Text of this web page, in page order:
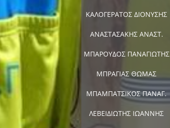
ΚΑΛΟΓΕΡΑΤΟΣ ΔΙΟΝΥΣΗΣ
ΑΝΑΣΤΑΣΑΚΗΣ ΑΝΑΣΤ.
ΜΠΑΡΟΥΔΟΣ ΠΑΝΑΓΙΩΤΗΣ
ΜΠΡΑΓΙΑΣ ΘΩΜΑΣ
ΜΠΑΜΠΑΤΣΙΚΟΣ ΠΑΝΑΓ.
ΛΕΒΕΙΔΙΩΤΗΣ ΙΩΑΝΝΗΣ